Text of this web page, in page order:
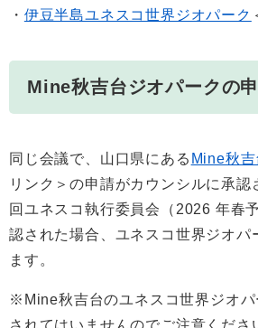
・ 伊豆半島ユネスコ世界ジオパーク
Mine秋吉台ジオパークの
同じ会議で、山口県にある Mine秋
リンク＞の申請がカウンシルに承認
回ユネスコ執行委員会（2026 年春
認された場合、ユネスコ世界ジオパ
ます。
※Mine秋吉台のユネスコ世界ジオパ
されてはいませんのでご注意くださ